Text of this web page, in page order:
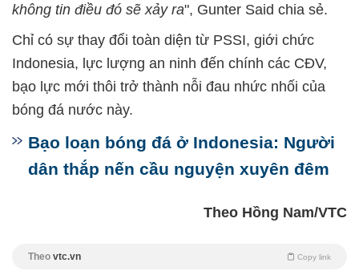
không tin điều đó sẽ xảy ra", Gunter Said chia sẻ.
Chỉ có sự thay đổi toàn diện từ PSSI, giới chức
Indonesia, lực lượng an ninh đến chính các CĐV,
bạo lực mới thôi trở thành nỗi đau nhức nhối của
bóng đá nước này.
Bạo loạn bóng đá ở Indonesia: Người
dân thắp nến cầu nguyện xuyên đêm
Theo Hồng Nam/VTC
Theo vtc.vn Copy link